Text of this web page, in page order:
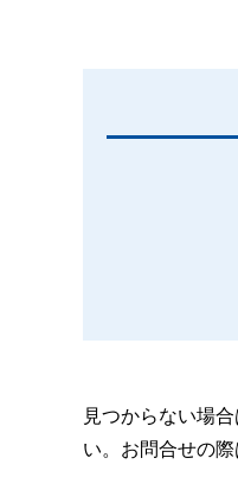
見つからない場
い。お問合せの